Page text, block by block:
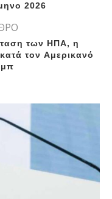
2026
των ΗΠΑ, η
τον Aμερικανό